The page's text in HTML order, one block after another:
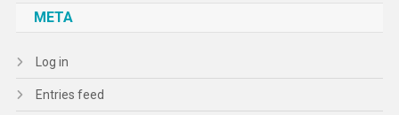
META
Log in
Entries feed